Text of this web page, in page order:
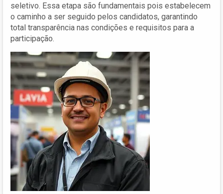
seletivo. Essa etapa são fundamentais pois estabelecem
o caminho a ser seguido pelos candidatos, garantindo
total transparência nas condições e requisitos para a
participação.